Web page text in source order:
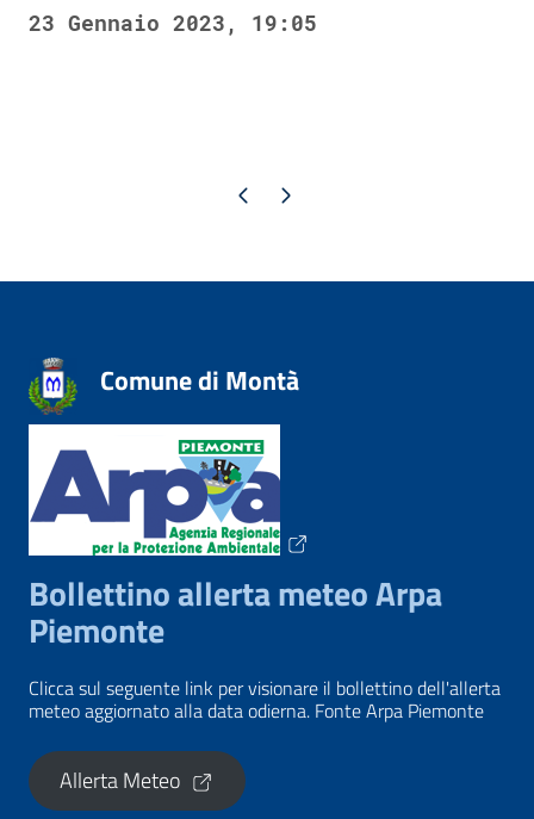
23 Gennaio 2023, 19:05
Pagina precedente
Pagina successiva
Comune di Montà
Bollettino allerta meteo Arpa
Piemonte
Clicca sul seguente link per visionare il bollettino dell'allerta
meteo aggiornato alla data odierna. Fonte Arpa Piemonte
Allerta Meteo